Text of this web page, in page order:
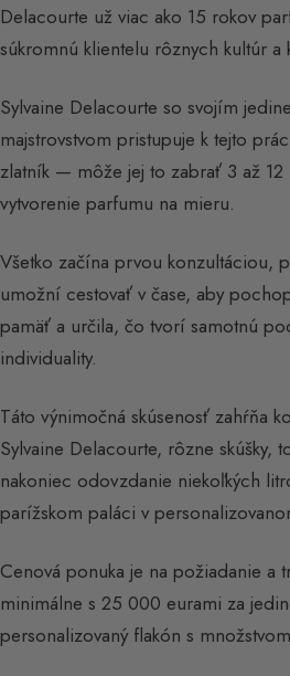
Delacourte už viac ako 15 rokov
súkromnú klientelu rôznych kultúr a
Sylvaine Delacourte so svojím
majstrovstvom pristupuje k tejto
zlatník — môže jej to zabrať 3 až 12
vytvorenie parfumu na mieru.
Všetko začína prvou konzultáciou,
umožní cestovať v čase, aby
pamäť a určila, čo tvorí samotnú
individuality.
Táto výnimočná skúsenosť zahŕňa
Sylvaine Delacourte, rôzne skúšky,
nakoniec odovzdanie niekoľkých
parížskom paláci v
Cenová ponuka je na požiadanie a
minimálne s 25 000 eurami za
personalizovaný flakón s